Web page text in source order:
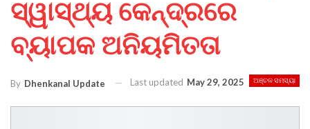
ସ୍ୱାସ୍ଥ୍ୟ କେନ୍ଦ୍ରରେ
ବ୍ୟାପକ ଅନିୟମିତତା
ଅଞ୍ଚଳ ସମସ୍ୟା
By Dhenkanal Update Last updated May 29, 2025